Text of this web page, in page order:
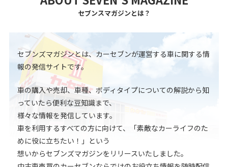
セブンスマガジンとは？
セブンズマガジンとは、カーセブンが運営する車に関する情
報の発信サイトです。
車の購入や売却、車種、ボディタイプについての解説から知
っていたら便利な豆知識まで、
様々な情報を発信しています。
車を利用するすべての方に向けて、「素敵なカーライフのた
めに役に立ちたい！」という
想いからセブンズマガジンをリリースいたしました。